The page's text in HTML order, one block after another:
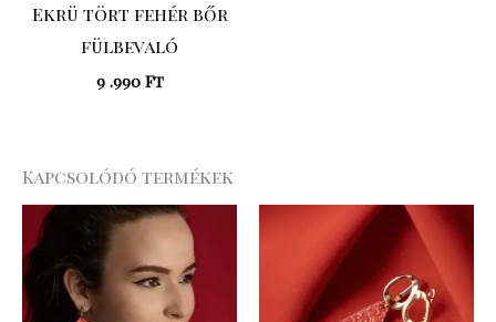
Ekrü tört fehér bőr
fülbevaló
9 .990 Ft
Kapcsolódó termékek